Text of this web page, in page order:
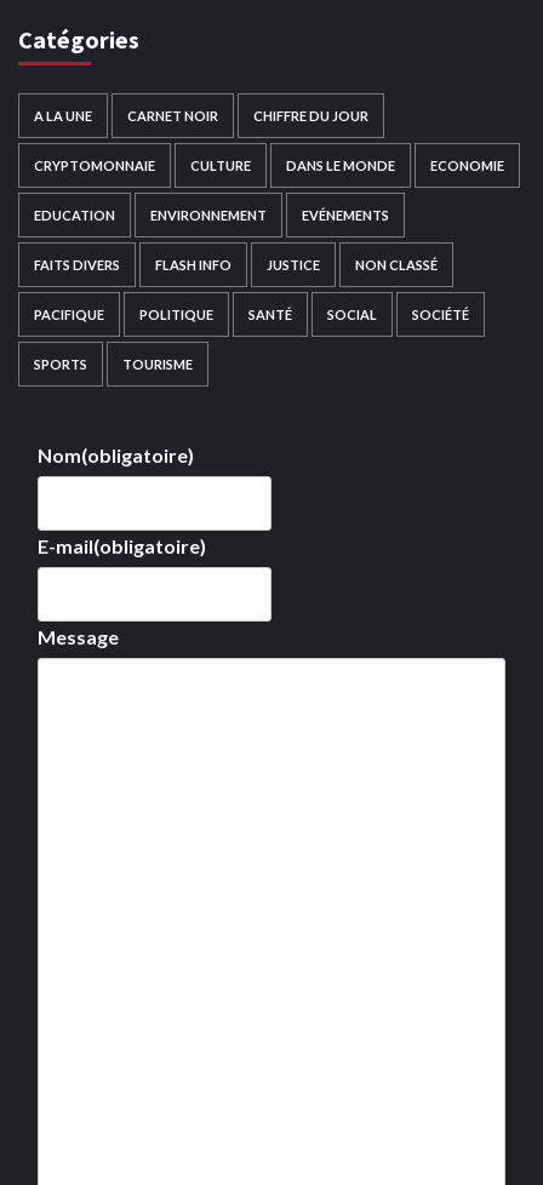
Catégories
A LA UNE CARNET NOIR CHIFFRE DU JOUR
CRYPTOMONNAIE CULTURE DANS LE MONDE ECONOMIE
EDUCATION ENVIRONNEMENT EVÉNEMENTS
FAITS DIVERS FLASH INFO JUSTICE NON CLASSÉ
PACIFIQUE POLITIQUE SANTÉ SOCIAL SOCIÉTÉ
SPORTS TOURISME
Nom(obligatoire)
E-mail(obligatoire)
Message